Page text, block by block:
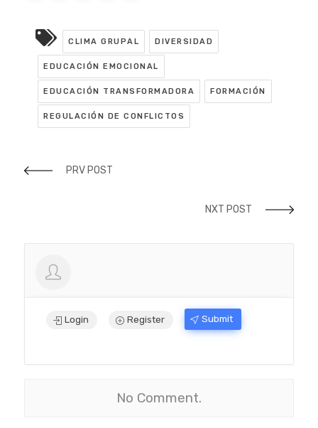
CLIMA GRUPAL DIVERSIDAD
EDUCACIÓN EMOCIONAL
EDUCACIÓN TRANSFORMADORA FORMACIÓN
REGULACIÓN DE CONFLICTOS
PRV POST
NXT POST
Login Register Submit
No Comment.